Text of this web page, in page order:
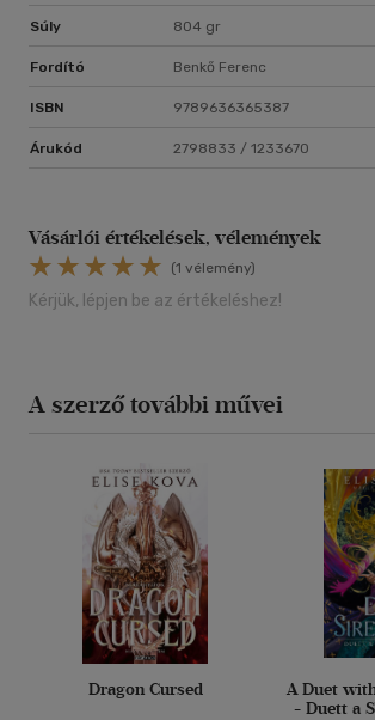
Súly 804 gr
Fordító Benkő Ferenc
ISBN 9789636365387
Árukód 2798833 / 1233670
Vásárlói értékelések, vélemények
(1 vélemény)
Kérjük, lépjen be az értékeléshez!
A szerző további művei
Dragon Cursed
A Duet
- Duett a